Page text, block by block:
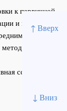
↑ Вверх
↓ Вниз
к первичной
и повышения
и высшим
ссылка на